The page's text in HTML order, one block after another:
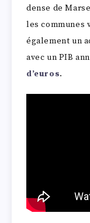
dense de
les communes
également un
avec un PIB
d’euros.